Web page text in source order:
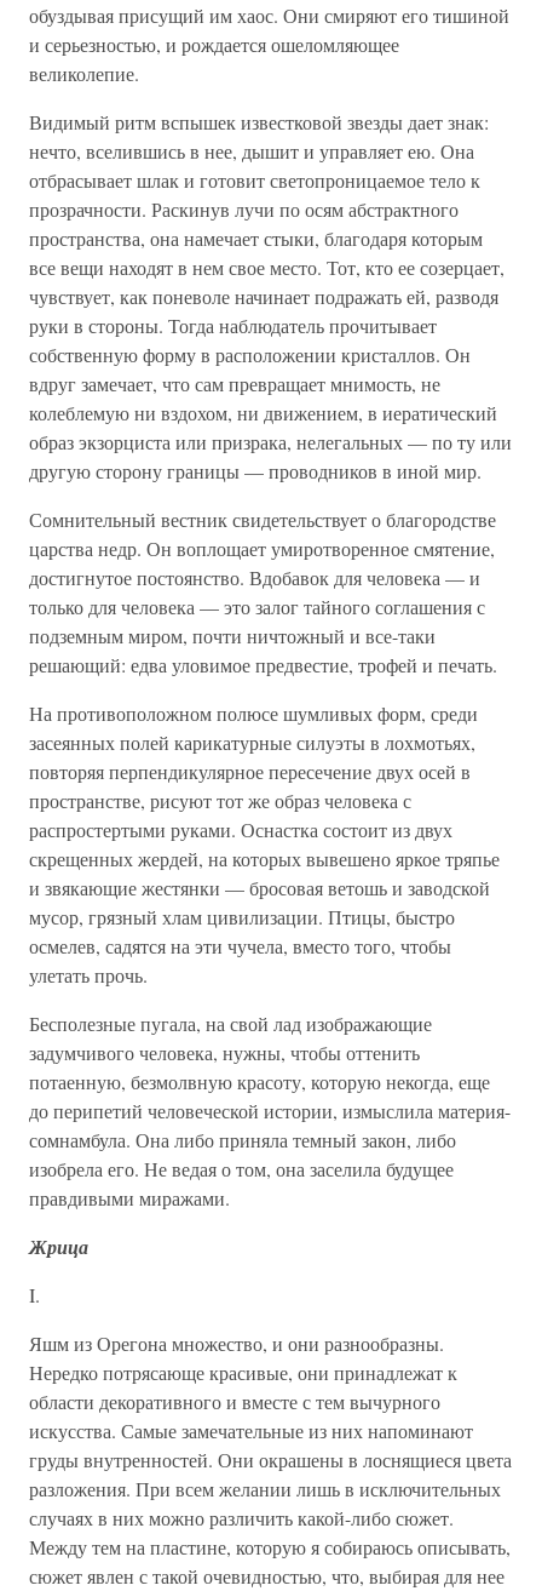
обуздывая присущий им хаос. Они смиряют его тишиной
и серьезностью, и рождается ошеломляющее
великолепие.
Видимый ритм вспышек известковой звезды дает знак:
нечто, вселившись в нее, дышит и управляет ею. Она
отбрасывает шлак и готовит светопроницаемое тело к
прозрачности. Раскинув лучи по осям абстрактного
пространства, она намечает стыки, благодаря которым
все вещи находят в нем свое место. Тот, кто ее созерцает,
чувствует, как поневоле начинает подражать ей, разводя
руки в стороны. Тогда наблюдатель прочитывает
собственную форму в расположении кристаллов. Он
вдруг замечает, что сам превращает мнимость, не
колеблемую ни вздохом, ни движением, в иератический
образ экзорциста или призрака, нелегальных — по ту или
другую сторону границы — проводников в иной мир.
Сомнительный вестник свидетельствует о благородстве
царства недр. Он воплощает умиротворенное смятение,
достигнутое постоянство. Вдобавок для человека — и
только для человека — это залог тайного соглашения с
подземным миром, почти ничтожный и все-таки
решающий: едва уловимое предвестие, трофей и печать.
На противоположном полюсе шумливых форм, среди
засеянных полей карикатурные силуэты в лохмотьях,
повторяя перпендикулярное пересечение двух осей в
пространстве, рисуют тот же образ человека с
распростертыми руками. Оснастка состоит из двух
скрещенных жердей, на которых вывешено яркое тряпье
и звякающие жестянки — бросовая ветошь и заводской
мусор, грязный хлам цивилизации. Птицы, быстро
осмелев, садятся на эти чучела, вместо того, чтобы
улетать прочь.
Бесполезные пугала, на свой лад изображающие
задумчивого человека, нужны, чтобы оттенить
потаенную, безмолвную красоту, которую некогда, еще
до перипетий человеческой истории, измыслила материя-
сомнамбула. Она либо приняла темный закон, либо
изобрела его. Не ведая о том, она заселила будущее
правдивыми миражами.
Жрица
I.
Яшм из Орегона множество, и они разнообразны.
Нередко потрясающе красивые, они принадлежат к
области декоративного и вместе с тем вычурного
искусства. Самые замечательные из них напоминают
груды внутренностей. Они окрашены в лоснящиеся цвета
разложения. При всем желании лишь в исключительных
случаях в них можно различить какой-либо сюжет.
Между тем на пластине, которую я собираюсь описывать,
сюжет явлен с такой очевидностью, что, выбирая для нее